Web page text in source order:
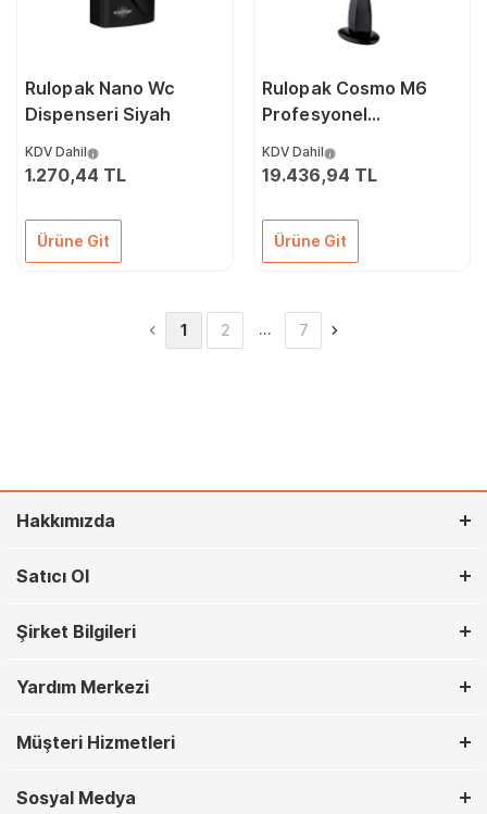
Rulopak Nano Wc
Dispenseri Siyah
KDV Dahil
1.270,44 TL
Ürüne Git
Rulopak Cosmo M6
Profesyonel
Makinesi Siyah
KDV Dahil
19.436,94 TL
Ürüne Git
1 2 … 7
Hakkımızda
Satıcı Ol
Şirket Bilgileri
Yardım Merkezi
Müşteri Hizmetleri
Sosyal Medya